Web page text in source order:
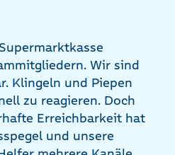
Wir sind
Klingeln und Piepen
zu reagieren. Doch
Erreichbarkeit hat
und unsere